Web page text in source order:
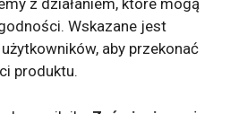
z działaniem, które mogą
Wskazane jest
aby przekonać
produktu.